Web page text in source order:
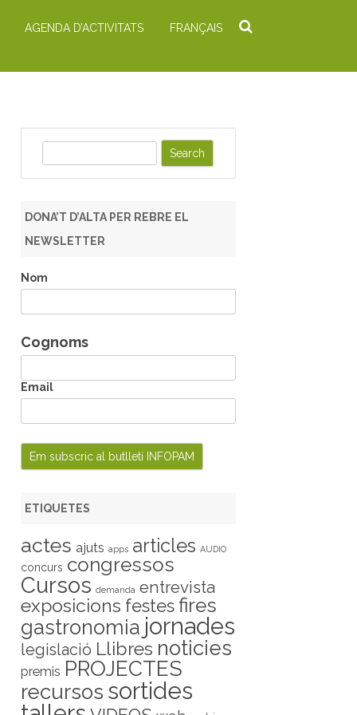
AGENDA D’ACTIVITATS FRANÇAIS
h
DONA’T D’ALTA PER REBRE EL
NEWSLETTER
Nom
Cognoms
Email
ETIQUETES
actes ajuts apps articles AUDIO
concurs congressos
Cursos demanda entrevista
exposicions festes fires
gastronomia jornades
legislació Llibres noticies
premis PROJECTES
recursos sortides